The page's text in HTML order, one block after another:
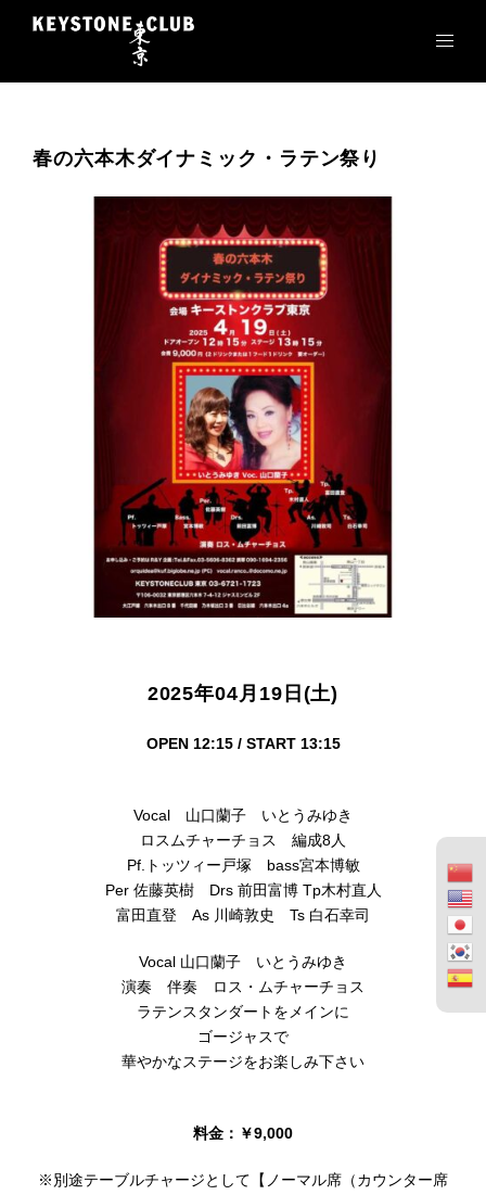
ン
春の六本木ダイナミック・ラテン祭り
2025年04月19日(土)
OPEN 12:15 / START 13:15
Vocal 山口蘭子 いとうみゆき
ロスムチャーチョス 編成8人
Pf.トッツィー戸塚 bass宮本博敏
Per 佐藤英樹 Drs 前田富博 Tp木村直人
富田直登 As 川崎敦史 Ts 白石幸司
Vocal 山口蘭子 いとうみゆき
演奏 伴奏 ロス・ムチャーチョス
ラテンスタンダートをメインに
ゴージャスで
華やかなステージをお楽しみ下さい
料金：￥9,000
※別途テーブルチャージとして【ノーマル席（カウンター席